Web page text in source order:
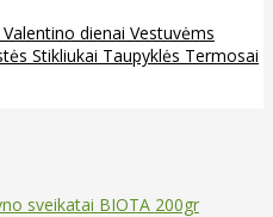
Valentino dienai Vestuvėms
Stikliukai Taupyklės Termosai
sveikatai BIOTA 200gr